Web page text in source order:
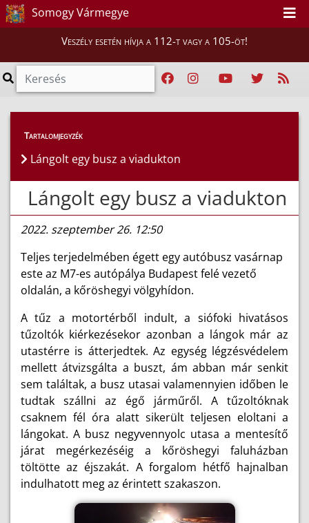
Somogy Vármegye
Veszély esetén hívja a 112-t vagy a 105-öt!
Híreink > Hírek
Tartalomjegyzék
Lángolt egy busz a viadukton
Lángolt egy busz a viadukton
2022. szeptember 26. 12:50
Teljes terjedelmében égett egy autóbusz vasárnap
este az M7-es autópálya Budapest felé vezető
oldalán, a kőröshegyi völgyhídon.
A tűz a motortérből indult, a siófoki hivatásos
tűzoltók kiérkezésekor azonban a lángok már az
utastérre is átterjedtek. Az egység légzésvédelem
mellett átvizsgálta a buszt, ám abban már senkit
sem találtak, a busz utasai valamennyien időben le
tudtak szállni az égő járműről. A tűzoltóknak
csaknem fél óra alatt sikerült teljesen eloltani a
lángokat. A busz negyvennyolc utasa a mentesítő
járat megérkezéséig a kőröshegyi faluházban
töltötte az éjszakát. A forgalom hétfő hajnalban
indulhatott meg az érintett szakaszon.